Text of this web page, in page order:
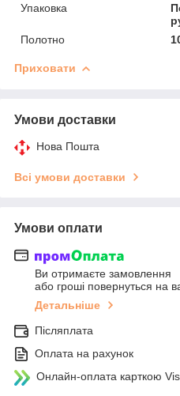
Упаковка
Полотно
Приховати
Умови доставки
Нова Пошта
Всі умови доставки
Умови оплати
Ви отримаєте замовлення
або гроші повернуться на
Детальніше
Післяплата
Оплата на рахунок
Онлайн-оплата карткою